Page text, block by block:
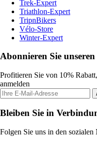
Trek-Expert
Triathlon-Expert
TripnBikers
Vélo-Store
Winter-Expert
Abonnieren Sie
Profitieren Sie von 10%
anmelden
Bleiben Sie in
Folgen Sie uns in den sozialen